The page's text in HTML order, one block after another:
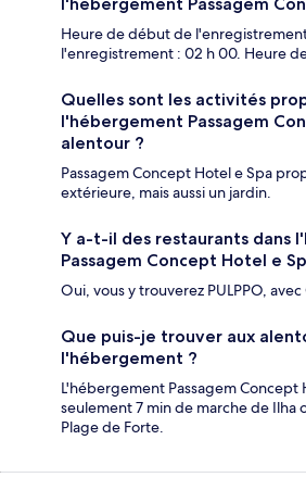
Heure de début de
l'enregistrement : 02 h 00. Heure
Quelles sont les activités
l'hébergement Passagem
alentour ?
Passagem Concept Hotel e Spa
extérieure, mais aussi un jardin.
Y a-t-il des restaurants dans
Passagem Concept Hotel e
Oui, vous y trouverez PULPPO,
Que puis-je trouver aux
l'hébergement ?
L'hébergement Passagem Concept
seulement 7 min de marche de Ilha
Plage de Forte.